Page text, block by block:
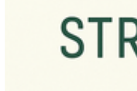
SDG 3: GE­SUND­HEIT UND